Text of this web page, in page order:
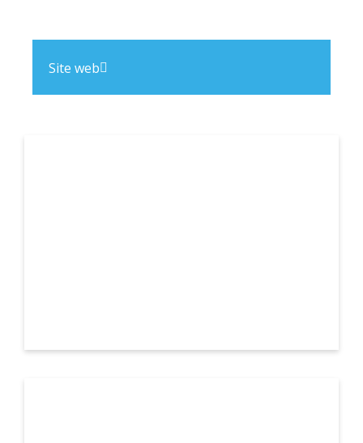
Site web